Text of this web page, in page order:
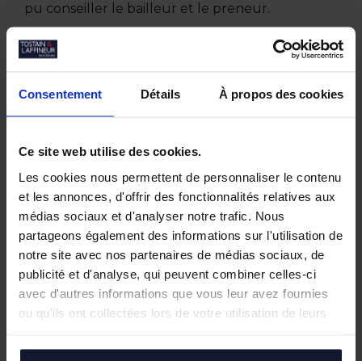
Consentement Détails À propos des cookies
Ce site web utilise des cookies.
Les cookies nous permettent de personnaliser le contenu
et les annonces, d'offrir des fonctionnalités relatives aux
médias sociaux et d'analyser notre trafic. Nous
partageons également des informations sur l'utilisation de
notre site avec nos partenaires de médias sociaux, de
publicité et d'analyse, qui peuvent combiner celles-ci
avec d'autres informations que vous leur avez fournies
ou qu'ils ont collectées lors de votre utilisation de leurs
pu conseiller le bailleur et le preneur.
Autres actualités
Tostain & Laffineur à la 15ᵉ Business Golf
Cup d’Arras
Empreintes Textiles : une exposition dans
un lieu atypique à Lille
Mai 2026
JOCO Pickleball : un nouveau lieu
hybride et convivial à la Pilaterie
Bureaux à vendre à Wasquehal : 772 m²